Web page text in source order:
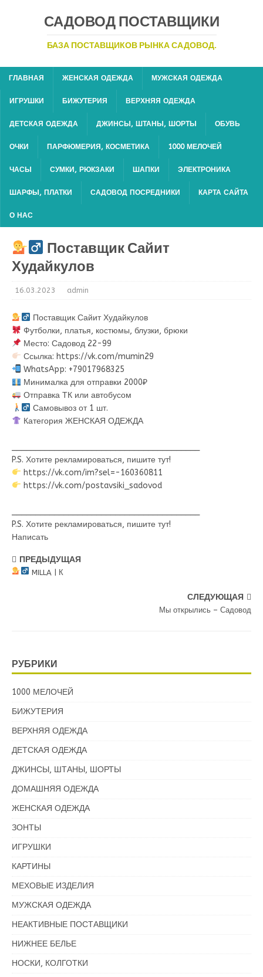
САДОВОД ПОСТАВЩИКИ
БАЗА ПОСТАВЩИКОВ РЫНКА САДОВОД.
ГЛАВНАЯ ЖЕНСКАЯ ОДЕЖДА МУЖСКАЯ ОДЕЖДА
ИГРУШКИ БИЖУТЕРИЯ ВЕРХНЯЯ ОДЕЖДА
ДЕТСКАЯ ОДЕЖДА ДЖИНСЫ, ШТАНЫ, ШОРТЫ ОБУВЬ
ОЧКИ ПАРФЮМЕРИЯ, КОСМЕТИКА 1000 МЕЛОЧЕЙ
ЧАСЫ СУМКИ, РЮКЗАКИ ШАПКИ ЭЛЕКТРОНИКА
ШАРФЫ, ПЛАТКИ САДОВОД ПОСРЕДНИКИ КАРТА САЙТА
О НАС
Поставщик Сайит
Худайкулов
16.03.2023 admin
Поставщик Сайит Худайкулов
Футболки, платья, костюмы, блузки, брюки
Место: Садовод 22-99
Ссылка: https://vk.com/mumin29
WhatsApp: +79017968325
Минималка для отправки 2000₽
Отправка ТК или автобусом
Самовывоз от 1 шт.
Категория ЖЕНСКАЯ ОДЕЖДА
P.S. Хотите рекламироваться, пишите тут!
https://vk.com/im?sel=-160360811
https://vk.com/postavsiki_sadovod
P.S. Хотите рекламироваться, пишите тут!
Написать
ПРЕДЫДУЩАЯ
MILLA | К
СЛЕДУЮЩАЯ
Мы открылись – Садовод
РУБРИКИ
1000 МЕЛОЧЕЙ
БИЖУТЕРИЯ
ВЕРХНЯЯ ОДЕЖДА
ДЕТСКАЯ ОДЕЖДА
ДЖИНСЫ, ШТАНЫ, ШОРТЫ
ДОМАШНЯЯ ОДЕЖДА
ЖЕНСКАЯ ОДЕЖДА
ЗОНТЫ
ИГРУШКИ
КАРТИНЫ
МЕХОВЫЕ ИЗДЕЛИЯ
МУЖСКАЯ ОДЕЖДА
НЕАКТИВНЫЕ ПОСТАВЩИКИ
НИЖНЕЕ БЕЛЬЕ
НОСКИ, КОЛГОТКИ